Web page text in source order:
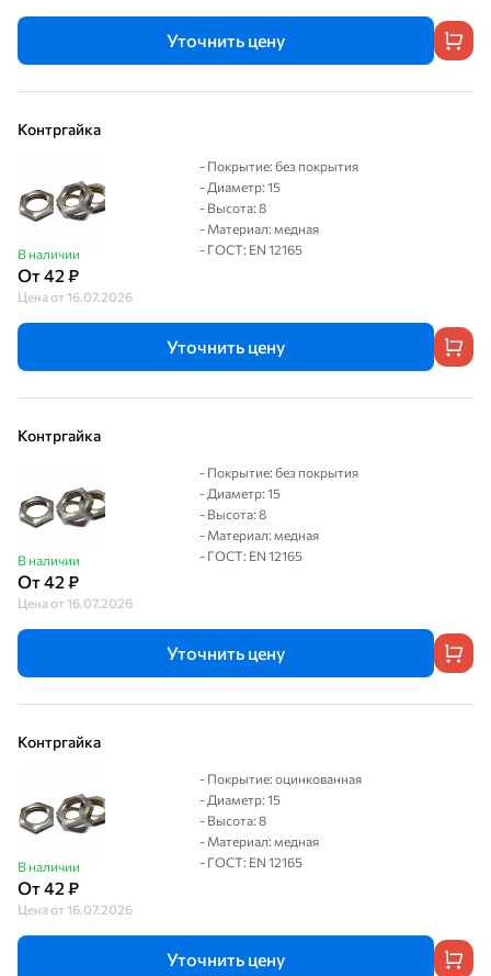
Уточнить цену
Контргайка
В наличии
От 42 ₽
Цена от 16.07.2026
- Покрытие: без покрытия
- Диаметр: 15
- Высота: 8
- Материал: медная
- ГОСТ: EN 12165
Уточнить цену
Контргайка
В наличии
От 42 ₽
Цена от 16.07.2026
- Покрытие: без покрытия
- Диаметр: 15
- Высота: 8
- Материал: медная
- ГОСТ: EN 12165
Уточнить цену
Контргайка
В наличии
От 42 ₽
Цена от 16.07.2026
- Покрытие: оцинкованная
- Диаметр: 15
- Высота: 8
- Материал: медная
- ГОСТ: EN 12165
Уточнить цену